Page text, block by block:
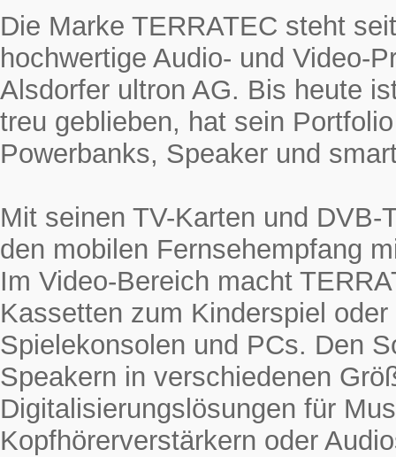
Die Marke TERRATEC steht
hochwertige Audio- und Video-
Alsdorfer ultron AG. Bis heute
treu geblieben, hat sein
Powerbanks, Speaker und
Mit seinen TV-Karten und
den mobilen Fernsehempfang
Im Video-Bereich macht
Kassetten zum Kinderspiel
Spielekonsolen und PCs. Den
Speakern in verschiedenen
Digitalisierungslösungen für
Kopfhörerverstärkern oder